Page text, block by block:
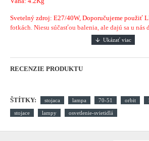
Svetelný zdroj: E27/40W, Doporučujeme použiť
fotkách. Niesu súčasťou balenia, ale dajú sa u
RECENZIE PRODUKTU
ŠTÍTKY: stojaca lampa 70-51 orbit
stojace lampy osvetlenie-svietidlá